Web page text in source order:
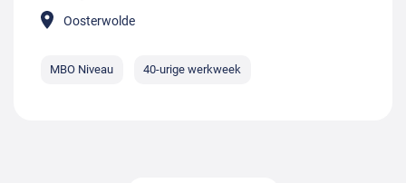
Oosterwolde
MBO Niveau 40-urige werkweek